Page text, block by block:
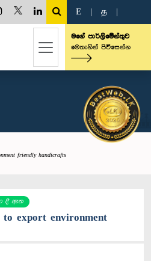
E த
මගේ පාර්ලිමේන්තුව
මෙතැනින් පිවිසෙන්න
friendly handicrafts
දී ඇත
to export environment